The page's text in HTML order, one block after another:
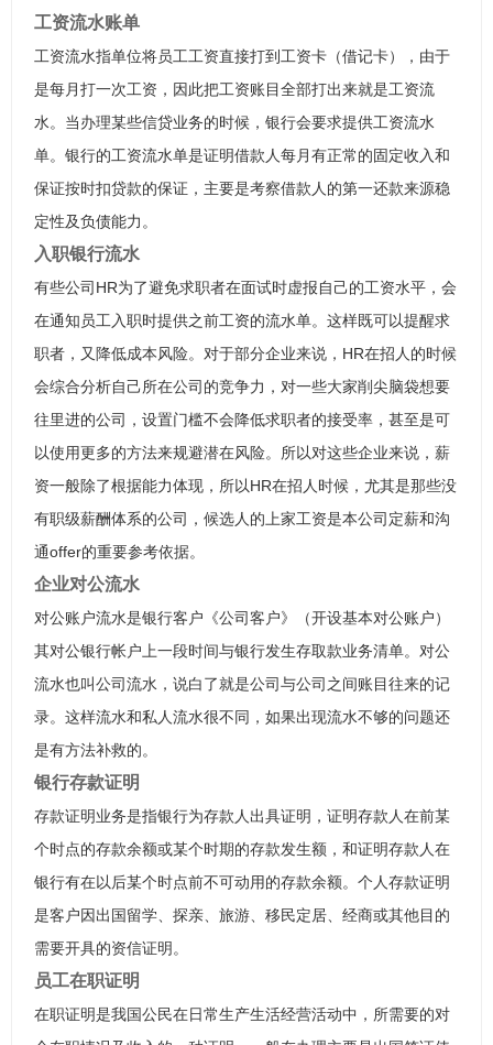
工资流水账单
工资流水指单位将员工工资直接打到工资卡（借记卡），由于
是每月打一次工资，因此把工资账目全部打出来就是工资流
水。当办理某些信贷业务的时候，银行会要求提供工资流水
单。银行的工资流水单是证明借款人每月有正常的固定收入和
保证按时扣贷款的保证，主要是考察借款人的第一还款来源稳
定性及负债能力。
入职银行流水
有些公司HR为了避免求职者在面试时虚报自己的工资水平，会
在通知员工入职时提供之前工资的流水单。这样既可以提醒求
职者，又降低成本风险。对于部分企业来说，HR在招人的时候
会综合分析自己所在公司的竞争力，对一些大家削尖脑袋想要
往里进的公司，设置门槛不会降低求职者的接受率，甚至是可
以使用更多的方法来规避潜在风险。所以对这些企业来说，薪
资一般除了根据能力体现，所以HR在招人时候，尤其是那些没
有职级薪酬体系的公司，候选人的上家工资是本公司定薪和沟
通offer的重要参考依据。
企业对公流水
对公账户流水是银行客户《公司客户》（开设基本对公账户）
其对公银行帐户上一段时间与银行发生存取款业务清单。对公
流水也叫公司流水，说白了就是公司与公司之间账目往来的记
录。这样流水和私人流水很不同，如果出现流水不够的问题还
是有方法补救的。
银行存款证明
存款证明业务是指银行为存款人出具证明，证明存款人在前某
个时点的存款余额或某个时期的存款发生额，和证明存款人在
银行有在以后某个时点前不可动用的存款余额。个人存款证明
是客户因出国留学、探亲、旅游、移民定居、经商或其他目的
需要开具的资信证明。
员工在职证明
在职证明是我国公民在日常生产生活经营活动中，所需要的对